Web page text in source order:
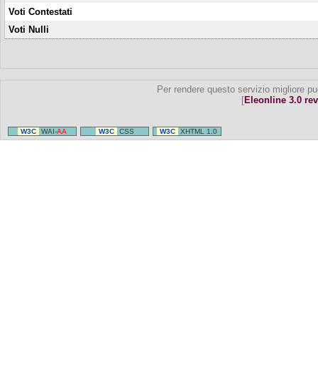
Voti Contestati
Voti Nulli
Per rendere questo servizio migliore
[Eleonline 3.0
W3C WAI-AA W3C CSS W3C XHTML 1.0